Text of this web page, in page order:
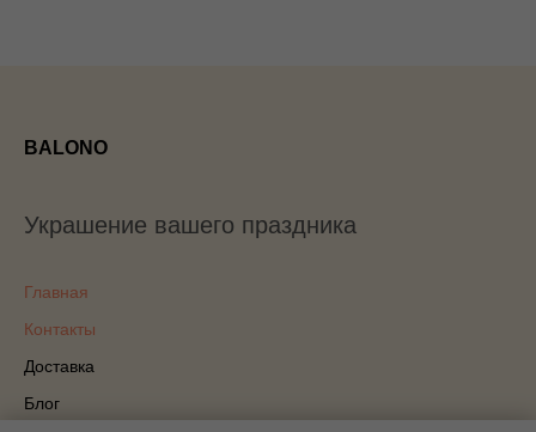
BALONO
Украшение вашего праздника
Главная
Контакты
Доставка
Блог